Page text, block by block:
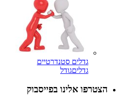
גדלים סטנדרטיים
גדליםגודל
הצטרפו אלינו בפייסבוק